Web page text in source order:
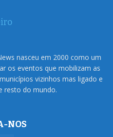
nasceu em 2000 como um
os eventos que mobilizam as
vizinhos mas ligado e
resto do mundo.
NOS